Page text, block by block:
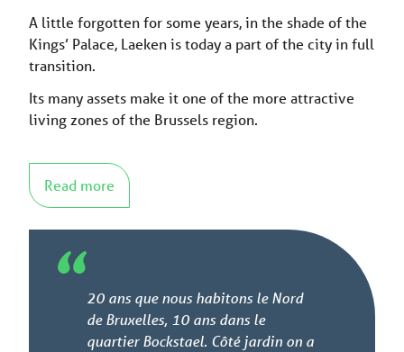
A little forgotten for some years, in the shade of the
Kings’ Palace, Laeken is today a part of the city in full
transition.
Its many assets make it one of the more attractive
living zones of the Brussels region.
Read more
20 ans que nous habitons le Nord
de Bruxelles, 10 ans dans le
quartier Bockstael. Côté jardin on a